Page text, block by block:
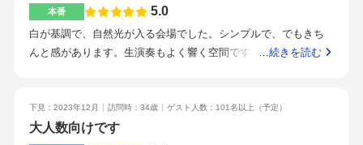
れの場合、遊びに行くこともできると思います。さすがホテル
ウェディングです！！！ホスピタリティがすごい！清潔感や姿
勢等、求めていたクオリティでした。ゲストが着替えるための
たびにタスクができるので期限を確認しながら進めていくと式
直前で焦らなくてすみました！
本番 5.0
白が基調で、自然光が入る会場でした。シンプルで、でもきち
んと感があります。生演奏もよく響く空間です。広すぎないけ
雰囲気が異なったので、一番好きなナチュラルテイストの部屋
を選びました。グリーンテイストの装花にぴったりの雰囲気で
…続きを読む
下見：2023年12月 訪問時：34歳 ゲスト人数：101名以上 （予定）
大人数向けです